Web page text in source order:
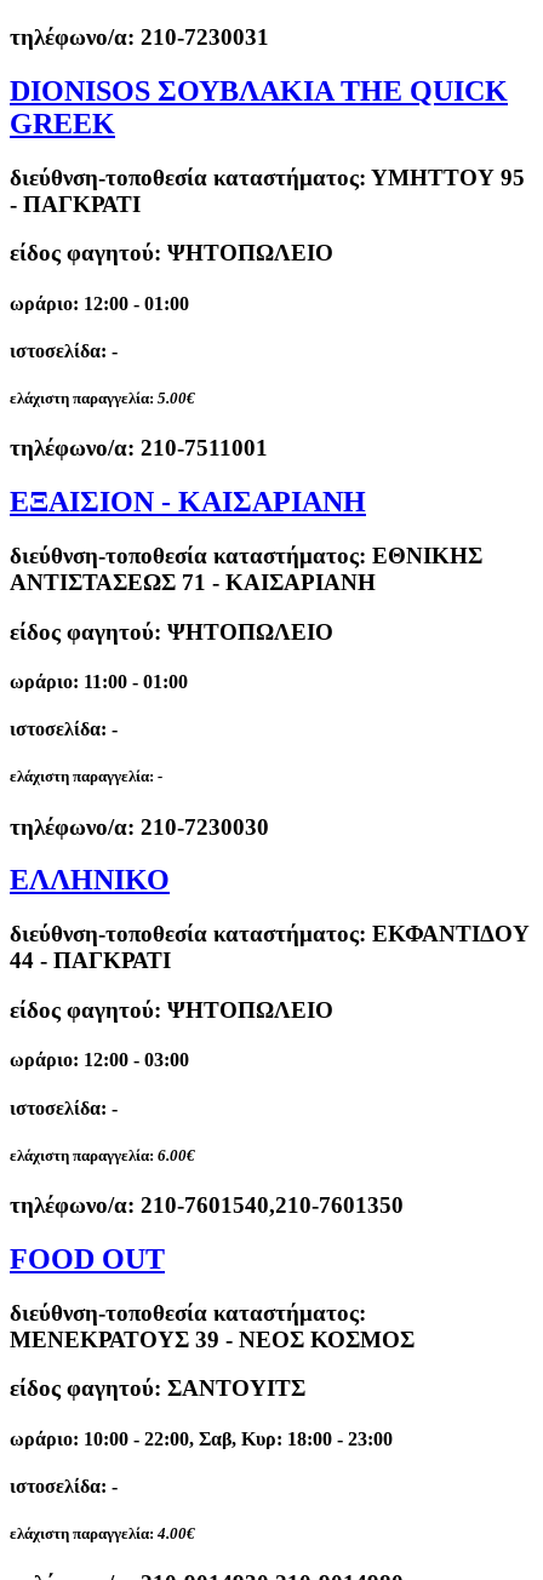
τηλέφωνο/α: 210-7230031
DIONISOS ΣΟΥΒΛΑΚΙΑ THE QUICK
GREEK
διεύθνση-τοποθεσία καταστήματος: ΥΜΗΤΤΟΥ 95
- ΠΑΓΚΡΑΤΙ
είδος φαγητού: ΨΗΤΟΠΩΛΕΙΟ
ωράριο: 12:00 - 01:00
ιστοσελίδα: -
ελάχιστη παραγγελία: 5.00€
τηλέφωνο/α: 210-7511001
ΕΞΑΙΣΙΟΝ - ΚΑΙΣΑΡΙΑΝΗ
διεύθνση-τοποθεσία καταστήματος: ΕΘΝΙΚΗΣ
ΑΝΤΙΣΤΑΣΕΩΣ 71 - ΚΑΙΣΑΡΙΑΝΗ
είδος φαγητού: ΨΗΤΟΠΩΛΕΙΟ
ωράριο: 11:00 - 01:00
ιστοσελίδα: -
ελάχιστη παραγγελία: -
τηλέφωνο/α: 210-7230030
ΕΛΛΗΝΙΚΟ
διεύθνση-τοποθεσία καταστήματος: ΕΚΦΑΝΤΙΔΟΥ
44 - ΠΑΓΚΡΑΤΙ
είδος φαγητού: ΨΗΤΟΠΩΛΕΙΟ
ωράριο: 12:00 - 03:00
ιστοσελίδα: -
ελάχιστη παραγγελία: 6.00€
τηλέφωνο/α: 210-7601540,210-7601350
FOOD OUT
διεύθνση-τοποθεσία καταστήματος:
ΜΕΝΕΚΡΑΤΟΥΣ 39 - ΝΕΟΣ ΚΟΣΜΟΣ
είδος φαγητού: ΣΑΝΤΟΥΙΤΣ
ωράριο: 10:00 - 22:00, Σαβ, Κυρ: 18:00 - 23:00
ιστοσελίδα: -
ελάχιστη παραγγελία: 4.00€